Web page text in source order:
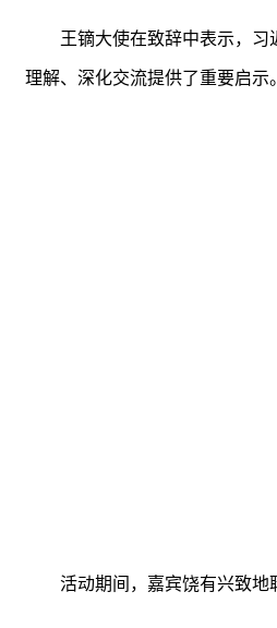
王镝大使在致辞中表示，
理解、深化交流提供了重要启
活动期间，嘉宾饶有兴致地